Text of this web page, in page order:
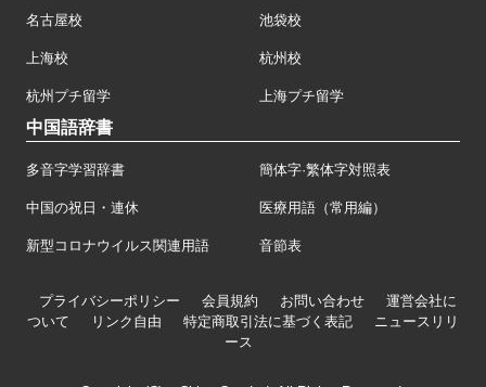
名古屋校 池袋校
上海校 杭州校
杭州プチ留学 上海プチ留学
中国語辞書
多音字学習辞書 簡体字·繁体字対照表
中国の祝日・連休 医療用語（常用編）
新型コロナウイルス関連用語 音節表
プライバシーポリシー 会員規約 お問い合わせ
運営会社に
ついて
リンク自由 特定商取引法に基づく表記
ニュースリリ
ース